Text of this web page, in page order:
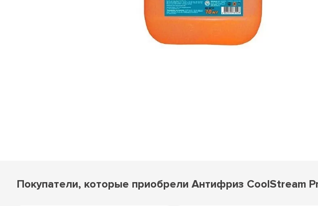
Покупатели, которые приобрели Антифриз CoolStream